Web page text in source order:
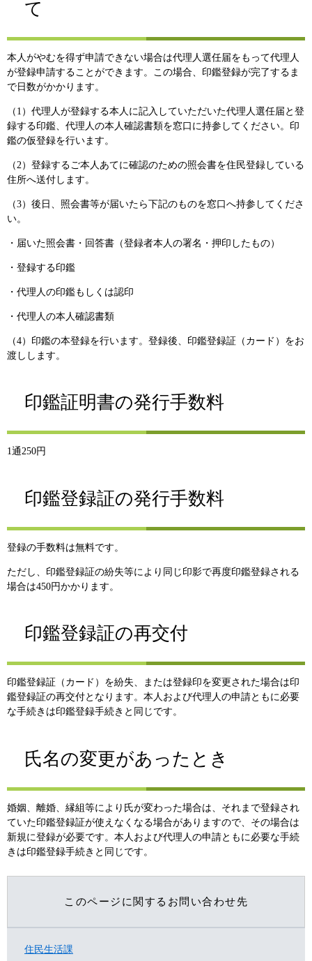
て
本人がやむを得ず申請できない場合は代理人選任届をもって代理人
が登録申請することができます。この場合、印鑑登録が完了するま
で日数がかかります。
（1）代理人が登録する本人に記入していただいた代理人選任届と登
録する印鑑、代理人の本人確認書類を窓口に持参してください。印
鑑の仮登録を行います。
（2）登録するご本人あてに確認のための照会書を住民登録している
住所へ送付します。
（3）後日、照会書等が届いたら下記のものを窓口へ持参してくださ
い。
・届いた照会書・回答書（登録者本人の署名・押印したもの）
・登録する印鑑
・代理人の印鑑もしくは認印
・代理人の本人確認書類
（4）印鑑の本登録を行います。登録後、印鑑登録証（カード）をお
渡しします。
印鑑証明書の発行手数料
1通250円
印鑑登録証の発行手数料
登録の手数料は無料です。
ただし、印鑑登録証の紛失等により同じ印影で再度印鑑登録される
場合は450円かかります。
印鑑登録証の再交付
印鑑登録証（カード）を紛失、または登録印を変更された場合は印
鑑登録証の再交付となります。本人および代理人の申請ともに必要
な手続きは印鑑登録手続きと同じです。
氏名の変更があったとき
婚姻、離婚、縁組等により氏が変わった場合は、それまで登録され
ていた印鑑登録証が使えなくなる場合がありますので、その場合は
新規に登録が必要です。本人および代理人の申請ともに必要な手続
きは印鑑登録手続きと同じです。
このページに関するお問い合わせ先
住民生活課